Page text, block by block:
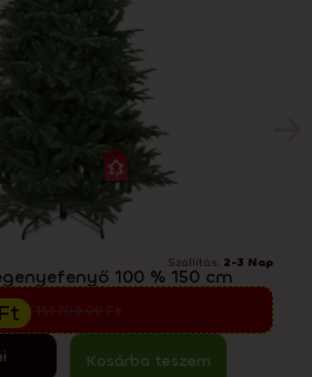
Szállítás: 2-3 Nap
100 % 150 cm
kiárusítás
Ft
Kosárba teszem